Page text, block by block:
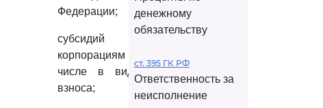
Федерации;
субсидий государственным
корпорациям (компаниям), в том
числе в виде имущественного
взноса;
денежному
обязательству
ст. 395 ГК РФ
Ответственность за
неисполнение